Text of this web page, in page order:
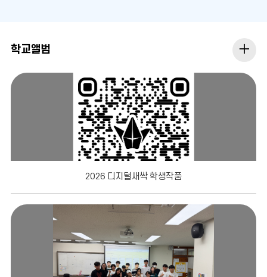
학교앨범
2026 디지털새싹 학생작품
교
기